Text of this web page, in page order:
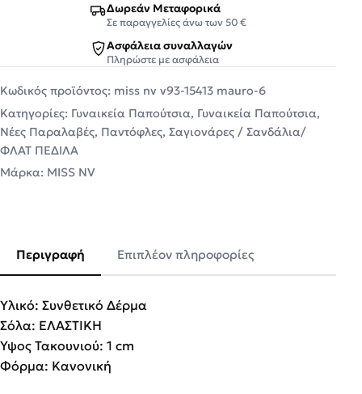
Δωρεάν Μεταφορικά
Σε παραγγελίες άνω των 50 €
Ασφάλεια συναλλαγών
Πληρώστε με ασφάλεια
Κωδικός προϊόντος: miss nv v93-15413 mauro-6
Κατηγορίες: Γυναικεία Παπούτσια, Γυναικεία Παπούτσια,
Νέες Παραλαβές, Παντόφλες, Σαγιονάρες / Σανδάλια/
ΦΛΑΤ ΠΕΔΙΛΑ
Μάρκα: MISS NV
Περιγραφή Επιπλέον πληροφορίες
Υλικό: Συνθετικό Δέρμα
Σόλα: ΕΛΑΣΤΙΚΗ
Ύψος Τακουνιού: 1 cm
Φόρμα: Κανονική